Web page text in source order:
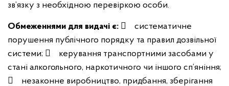
зв’язку з необхідною перевіркою особи.
Обмеженнями для видачі є:  систематичне
порушення публічного порядку та правил дозвільної
системи;  керування транспортними засобами у
стані алкогольного, наркотичного чи іншого сп’яніння;
 незаконне виробництво, придбання, зберігання